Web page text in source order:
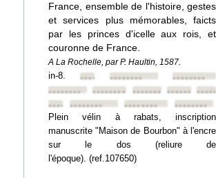
France, ensemble de l'histoire, gestes
et services plus mémorables, faicts
par les princes d'icelle aux rois, et
couronne de France.
A La Rochelle, par P. Haultin, 1587.
in-8.••••••••••••••••
••••••••
••••••••
•••••••• •••••••• ••••••••
•••••••••••••••• ••••••••
••••••••
Plein vélin à rabats, inscription
manuscrite "Maison de Bourbon" à l'encre
sur le dos (reliure de
l'époque). (ref.107650)